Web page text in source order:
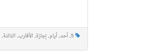
5
,أحد,أيام,إجازة, الأقارب, الثالثة,